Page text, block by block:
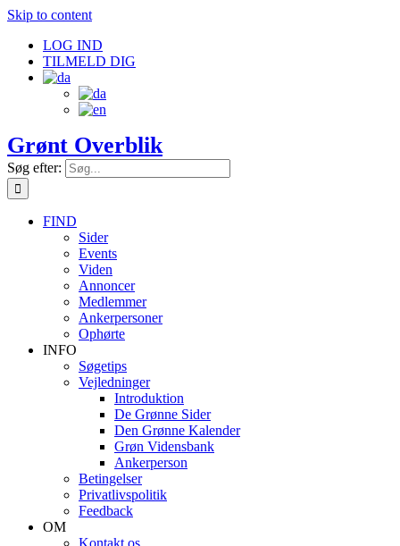
Skip to content
LOG IND
TILMELD DIG
Grønt Overblik
Søg efter:
FIND
Sider
Events
Viden
Annoncer
Medlemmer
Ankerpersoner
Ophørte
INFO
Søgetips
Vejledninger
Introduktion
De Grønne Sider
Den Grønne Kalender
Grøn Vidensbank
Ankerperson
Betingelser
Privatlivspolitik
Feedback
OM
Kontakt os